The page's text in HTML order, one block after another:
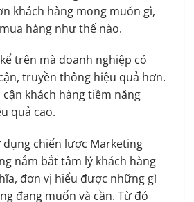
khách hàng mong muốn gì,
hàng như thế nào.
trên mà doanh nghiệp có
truyền thông hiệu quả hơn.
khách hàng tiềm năng
quả cao.
chiến lược Marketing
nắm bắt tâm lý khách hàng
đơn vị hiểu được những gì
đang muốn và cần. Từ đó